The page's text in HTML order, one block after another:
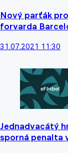
Nový parťák
forvarda
31.07.2021 11:30
Jednadvacátý
sporná penalta